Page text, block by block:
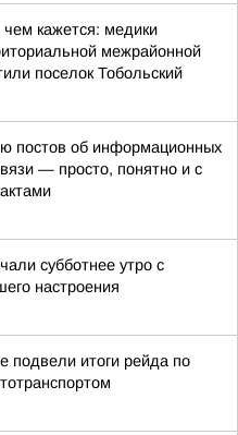
кажется: медики
межрайонной
поселок Тобольский
постов об информационных
— просто, понятно и с
субботнее утро с
настроения
подвели итоги рейда по